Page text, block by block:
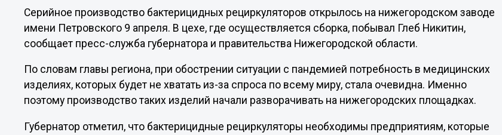
Серийное производство бактерицидных рециркуляторов открылось на нижегородском заводе
имени Петровского 9 апреля. В цехе, где осуществляется сборка, побывал Глеб Никитин,
сообщает пресс-служба губернатора и правительства Нижегородской области.
По словам главы региона, при обострении ситуации с пандемией потребность в медицинских
изделиях, которых будет не хватать из-за спроса по всему миру, стала очевидна. Именно
поэтому производство таких изделий начали разворачивать на нижегородских площадках.
Губернатор отметил, что бактерицидные рециркуляторы необходимы предприятиям, которые